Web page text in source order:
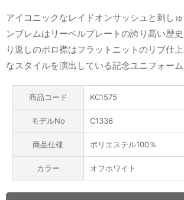
アイコニックなレイドオンサッシュと刺し
ンブレムはリーベルプレートの誇り高い歴
り返しのポロ襟はフラットニットのリブ仕
なスタイルを演出している記念ユニフォーム
商品コード KC1575
モデルNo C1336
商品仕様 ポリエステル100％
カラー オフホワイト